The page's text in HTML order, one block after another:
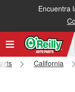
Encuentra
Recibe tu orden
California